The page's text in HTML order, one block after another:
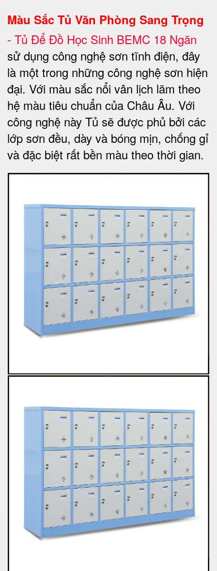
Màu Sắc Tủ Văn Phòng Sang Trọng
- Tủ Để Đồ Học Sinh BEMC 18 Ngăn
sử dụng công nghệ sơn tĩnh điện, đây
là một trong những công nghệ sơn hiện
đại. Với màu sắc nổi vân lịch lãm theo
hệ màu tiêu chuẩn của Châu Âu. Với
công nghệ này Tủ sẽ được phủ bởi các
lớp sơn đều, dày và bóng mịn, chống gỉ
và đặc biệt rất bền màu theo thời gian.